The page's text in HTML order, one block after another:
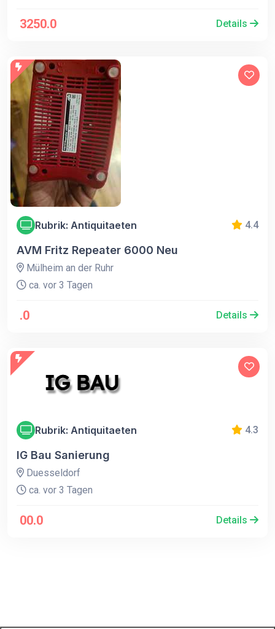
3250.0 Details
Rubrik: Antiquitaeten 4.4
AVM Fritz Repeater 6000 Neu
Mülheim an der Ruhr
ca. vor 3 Tagen
.0 Details
Rubrik: Antiquitaeten 4.3
IG Bau Sanierung
Duesseldorf
ca. vor 3 Tagen
00.0 Details